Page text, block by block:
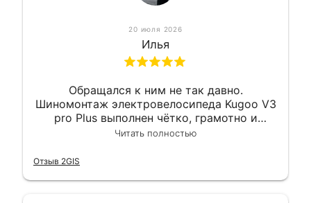
20 июля 2026
Илья
Обращался к ним не так давно.
Шиномонтаж электровелосипеда Kugoo V3
pro Plus выполнен чётко, грамотно и
квалифицированно. Всё сделано
Читать полностью
Отзыв 2GIS